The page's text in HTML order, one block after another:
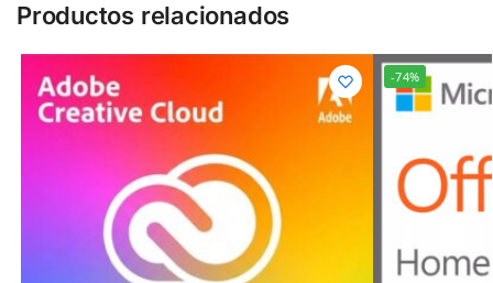
Productos relacionados
-74%